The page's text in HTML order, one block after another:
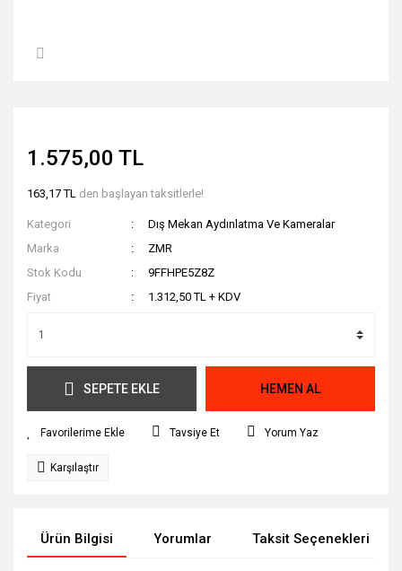
1.575,00 TL
163,17 TL den başlayan taksitlerle!
Kategori
Dış Mekan Aydınlatma Ve Kameralar
Marka
ZMR
Stok Kodu
9FFHPE5Z8Z
Fiyat
1.312,50 TL + KDV
SEPETE EKLE HEMEN AL
Tavsiye Et Yorum Yaz
Karşılaştır
Ürün Bilgisi Yorumlar Taksit Seçenekleri